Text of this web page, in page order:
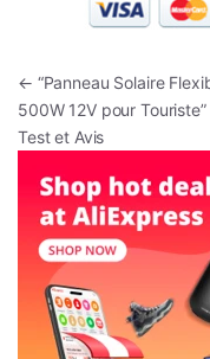
Navigation de
← “Panneau Solaire
500W 12V pour Touriste”
Test et Avis